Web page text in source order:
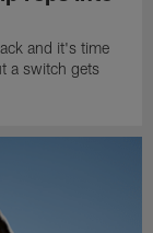
and it's time
a switch gets